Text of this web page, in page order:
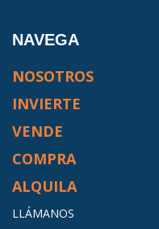
NAVEGA
NOSOTROS
INVIERTE
VENDE
COMPRA
ALQUILA
LLÁMANOS